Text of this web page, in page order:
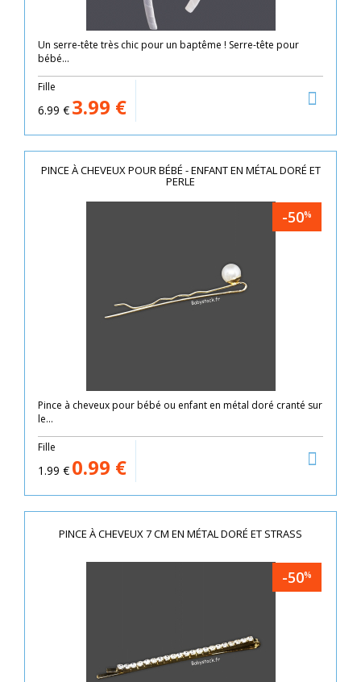
Un serre-tête très chic pour un baptême ! Serre-tête pour
bébé...
Fille
6.99 € 3.99 €
PINCE À CHEVEUX POUR BÉBÉ - ENFANT EN MÉTAL DORÉ ET
PERLE
-50%
Pince à cheveux pour bébé ou enfant en métal doré cranté sur
le...
Fille
1.99 € 0.99 €
PINCE À CHEVEUX 7 CM EN MÉTAL DORÉ ET STRASS
-50%